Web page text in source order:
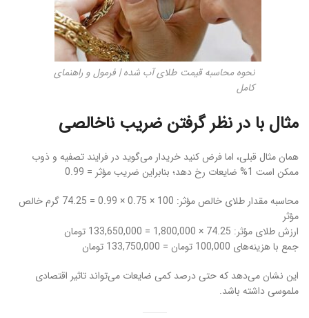
نحوه محاسبه قیمت طلای آب شده | فرمول و راهنمای
کامل
مثال با در نظر گرفتن ضریب ناخالصی
همان مثال قبلی، اما فرض کنید خریدار می‌گوید در فرایند تصفیه و ذوب
ممکن است 1% ضایعات رخ دهد؛ بنابراین ضریب مؤثر = 0.99
محاسبه مقدار طلای خالص مؤثر: 100 × 0.75 × 0.99 = 74.25 گرم خالص
مؤثر
ارزش طلای مؤثر: 74.25 × 1,800,000 = 133,650,000 تومان
جمع با هزینه‌های 100,000 تومان = 133,750,000 تومان
این نشان می‌دهد که حتی درصد کمی ضایعات می‌تواند تاثیر اقتصادی
ملموسی داشته باشد.